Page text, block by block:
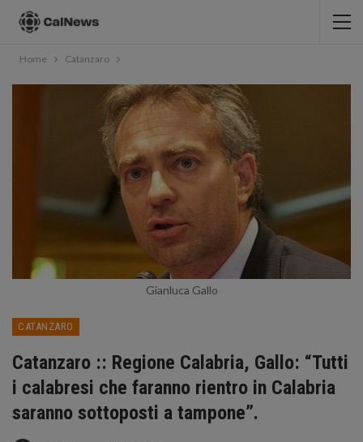
Home Catanzaro
Gianluca Gallo
CATANZARO
Catanzaro :: Regione Calabria, Gallo: “Tutti
i calabresi che faranno rientro in Calabria
saranno sottoposti a tampone”.